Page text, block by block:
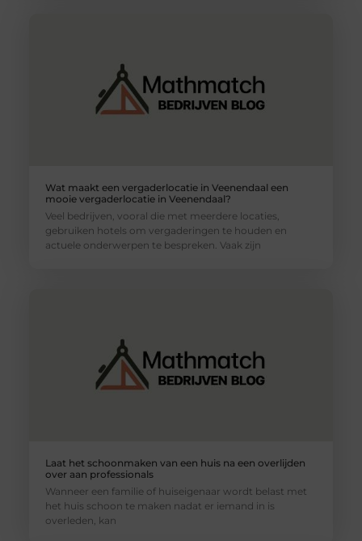
Wat maakt een vergaderlocatie in Veenendaal een
mooie vergaderlocatie in Veenendaal?
Veel bedrijven, vooral die met meerdere locaties,
gebruiken hotels om vergaderingen te houden en
actuele onderwerpen te bespreken. Vaak zijn
Laat het schoonmaken van een huis na een overlijden
over aan professionals
Wanneer een familie of huiseigenaar wordt belast met
het huis schoon te maken nadat er iemand in is
overleden, kan